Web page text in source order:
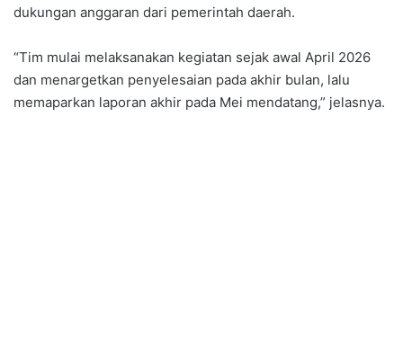
dukungan anggaran dari pemerintah daerah.
“Tim mulai melaksanakan kegiatan sejak awal April 2026
dan menargetkan penyelesaian pada akhir bulan, lalu
memaparkan laporan akhir pada Mei mendatang,” jelasnya.